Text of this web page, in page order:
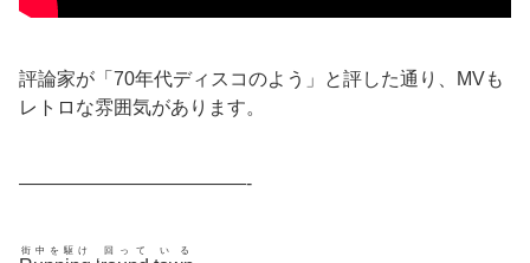
評論家が「70年代ディスコのよう」と評した通り、MVも
レトロな雰囲気があります。
————————————-
街中を駆け 回って いる